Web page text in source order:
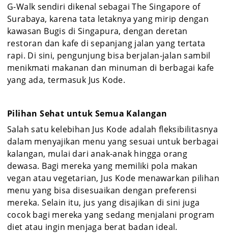
G-Walk sendiri dikenal sebagai The Singapore of
Surabaya, karena tata letaknya yang mirip dengan
kawasan Bugis di Singapura, dengan deretan
restoran dan kafe di sepanjang jalan yang tertata
rapi. Di sini, pengunjung bisa berjalan-jalan sambil
menikmati makanan dan minuman di berbagai kafe
yang ada, termasuk Jus Kode.
Pilihan Sehat untuk Semua Kalangan
Salah satu kelebihan Jus Kode adalah fleksibilitasnya
dalam menyajikan menu yang sesuai untuk berbagai
kalangan, mulai dari anak-anak hingga orang
dewasa. Bagi mereka yang memiliki pola makan
vegan atau vegetarian, Jus Kode menawarkan pilihan
menu yang bisa disesuaikan dengan preferensi
mereka. Selain itu, jus yang disajikan di sini juga
cocok bagi mereka yang sedang menjalani program
diet atau ingin menjaga berat badan ideal.